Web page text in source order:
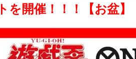
トを開催！！！【お盆】